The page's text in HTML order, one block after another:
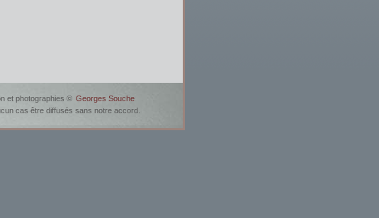
et photographies © Georges Souche
cas être diffusés sans notre accord.